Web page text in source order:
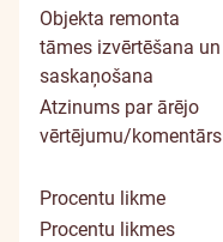
Objekta remonta
tāmes izvērtēšana un
saskaņošana
Atzinums par ārējo
vērtējumu/komentārs
Procentu likme
Procentu likmes